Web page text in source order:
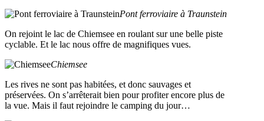
Pont ferroviaire à Traunstein
On rejoint le lac de Chiemsee en roulant sur une belle piste
cyclable. Et le lac nous offre de magnifiques vues.
Chiemsee
Les rives ne sont pas habitées, et donc sauvages et
préservées. On s’arrêterait bien pour profiter encore plus de
la vue. Mais il faut rejoindre le camping du jour…